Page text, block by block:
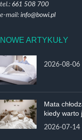
tel.: 661 508 700
e-mail: info@bowi.pl
NOWE ARTYKUŁY
2026-08-06
Mata
kiedy warto
2026-07-14